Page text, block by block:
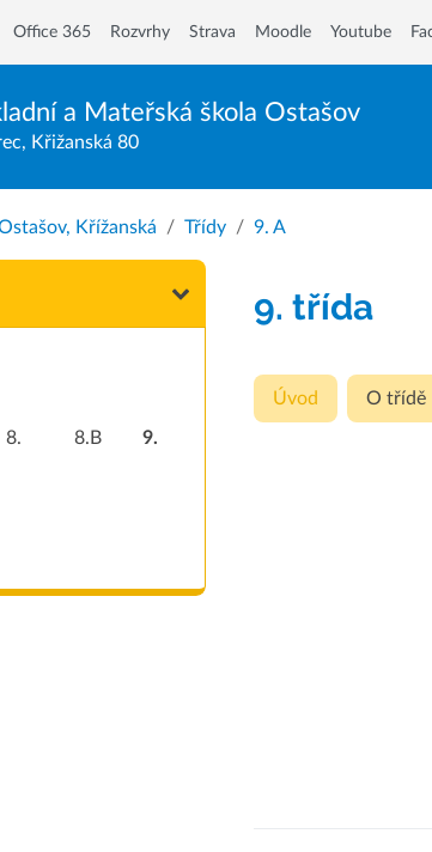
a Mateřská škola Ostašov
Křižanská 80
Office 365 Rozvrhy Strava Moodle Youtube
Křížanská Třídy 9. A
8. 8.B 9.
9. třída
Úvod O třídě